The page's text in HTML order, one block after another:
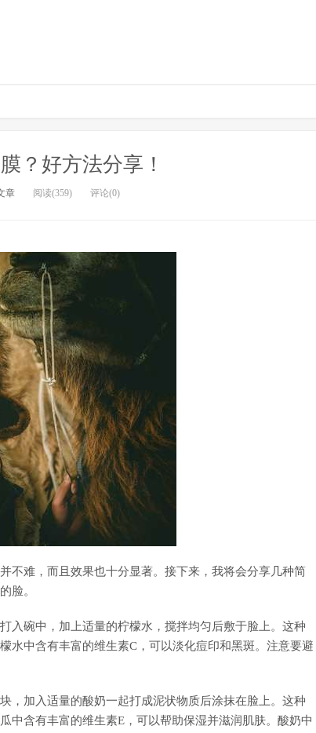
？好方法分享！
章 阅读(359) 评论(0)
不难，而且效果也十分显著。接下来，我将会分享几种简
脸。
入碗中，加上适量的柠檬水，搅拌均匀后敷于脸上。这种
水中含有丰富的维生素C，可以淡化痘印和黑斑。注意要避
，加入适量的酸奶一起打成泥状物质后涂抹在脸上。这种
中含有丰富的维生素E，可以帮助保湿并滋润肌肤。酸奶中